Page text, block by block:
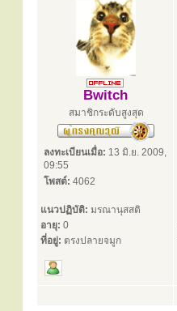
Bwitch
สมาชิกระดับสูงสุด
ลงทะเบียนเมื่อ: 13 มิ.ย. 2009,
09:55
โพสต์: 4062
แนวปฏิบัติ: มรณานุสสติ
อายุ: 0
ที่อยู่: ตรงปลายจมูก